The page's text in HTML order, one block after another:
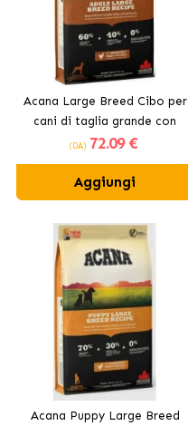
Acana Large Breed Cibo per
cani di taglia grande con
pollo
(DA) 72.09 €
Aggiungi
Acana Puppy Large Breed